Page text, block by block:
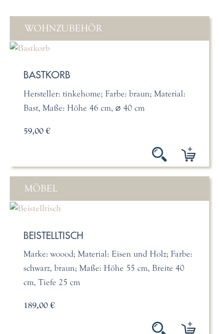
WOHNZUBEHÖR
BASTKORB
Hersteller: tinkehome; Farbe: braun; Material:
Bast, Maße: Höhe 46 cm, ⌀ 40 cm
59,00 €
MÖBEL
BEISTELLTISCH
Marke: woood; Material: Eisen und Holz; Farbe:
schwarz, braun; Maße: Höhe 55 cm, Breite 40
cm, Tiefe 25 cm
189,00 €